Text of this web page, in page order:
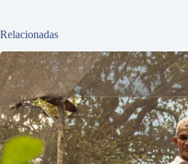
Relacionadas